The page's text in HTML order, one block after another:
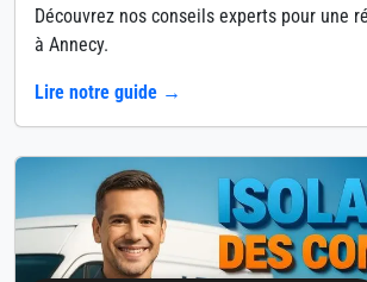
Découvrez nos conseils experts pour une
à Annecy.
Lire notre guide →